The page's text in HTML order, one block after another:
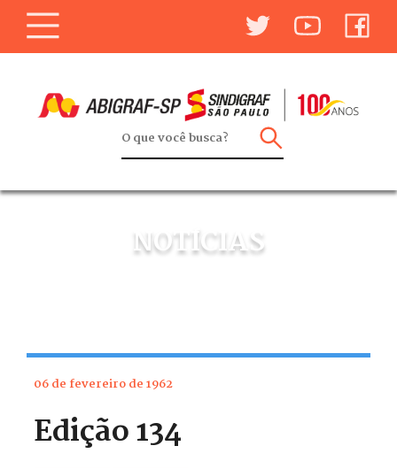
NOTÍCIAS
06 de fevereiro de 1962
Edição 134